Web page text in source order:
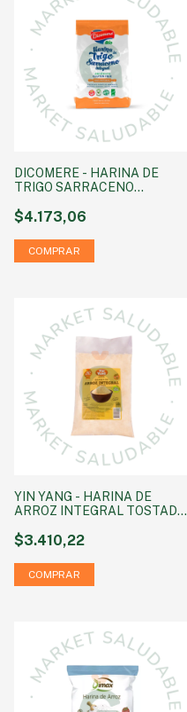
DICOMERE - HARINA DE
TRIGO SARRACENO
$4.173,06
YIN YANG - HARINA DE
ARROZ INTEGRAL TOSTADO
$3.410,22